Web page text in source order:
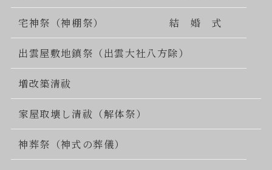
宅神祭（神棚祭） 結 婚 式
出雲屋敷地鎮祭（出雲大社八方除）
増改築清祓
家屋取壊し清祓（解体祭）
神葬祭（神式の葬儀）